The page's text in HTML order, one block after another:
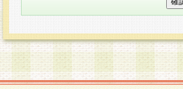
に掲示したときに、その 他の
てその効力を生じるものとし
4.本規約は、会員登録希望者
の当社による会員登録の承認